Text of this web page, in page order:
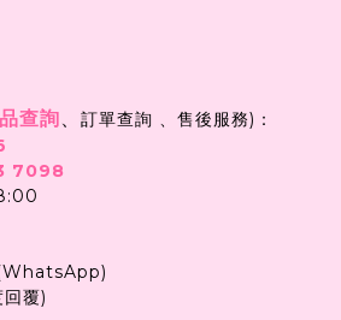
查詢、 訂單查詢 、售後服務)：
7098
覆)